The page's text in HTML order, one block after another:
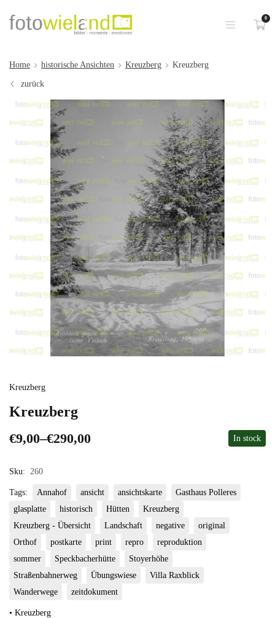
0
Home historische Ansichten Kreuzberg Kreuzberg
zurück
Kreuzberg
Kreuzberg
€9,00–€290,00 In stock
Sku: 260
Tags: Annahof ansicht ansichtskarte
Gasthaus Polleres
glasplatte
historisch Hütten
Kreuzberg
Kreuzberg - Übersicht
Landschaft negative
original
Orthof
postkarte print repro
reproduktion
sommer
Speckbacherhütte
Stoyerhöhe
Straßenbahnerweg
Übungswiese
Villa Raxblick
Wanderwege
zeitdokument
• Kreuzberg